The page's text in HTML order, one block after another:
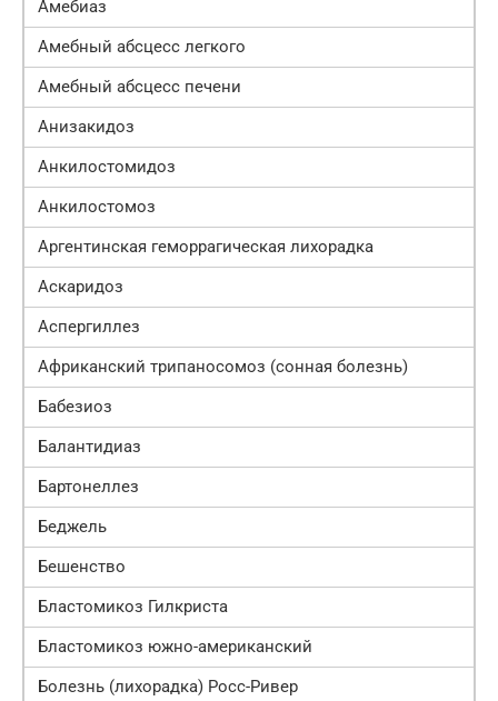
Амебиаз
Амебный абсцесс легкого
Амебный абсцесс печени
Анизакидоз
Анкилостомидоз
Анкилостомоз
Аргентинская геморрагическая лихорадка
Аскаридоз
Аспергиллез
Африканский трипаносомоз (сонная болезнь)
Бабезиоз
Балантидиаз
Бартонеллез
Беджель
Бешенство
Бластомикоз Гилкриста
Бластомикоз южно-американский
Болезнь (лихорадка) Росс-Ривер